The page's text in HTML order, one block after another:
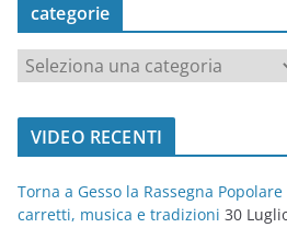
categorie
a
t
o
r
VIDEO RECENTI
Torna a Gesso la Rassegna
carretti, musica e tradizioni 30